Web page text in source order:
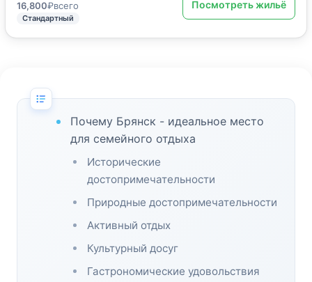
16,800₽всего
Стандартный
Посмотреть жильё
Почему Брянск - идеальное место
для семейного отдыха
Исторические
достопримечательности
Природные достопримечательности
Активный отдых
Культурный досуг
Гастрономические удовольствия